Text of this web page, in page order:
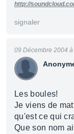
http://
signaler
09 Décembre 2004 à
Les boules!
Je viens de
qu'est ce qui
Que son nom